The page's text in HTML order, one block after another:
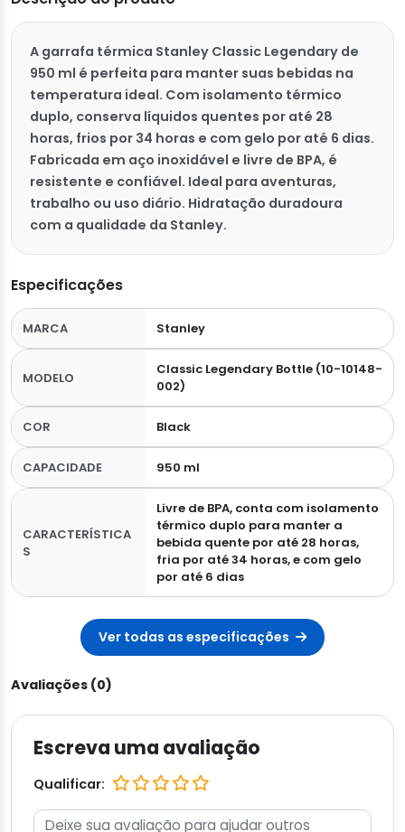
A garrafa térmica Stanley Classic Legendary de
950 ml é perfeita para manter suas bebidas na
temperatura ideal. Com isolamento térmico
duplo, conserva líquidos quentes por até 28
horas, frios por 34 horas e com gelo por até 6 dias.
Fabricada em aço inoxidável e livre de BPA, é
resistente e confiável. Ideal para aventuras,
trabalho ou uso diário. Hidratação duradoura
com a qualidade da Stanley.
Especificações
MARCA Stanley
MODELO
Classic Legendary Bottle (10-10148-
002)
COR Black
CAPACIDADE 950 ml
CARACTERÍSTICA
S
Livre de BPA, conta com isolamento
térmico duplo para manter a
bebida quente por até 28 horas,
fria por até 34 horas, e com gelo
por até 6 dias
Ver todas as especificações
Avaliações (0)
Escreva uma avaliação
Qualificar: